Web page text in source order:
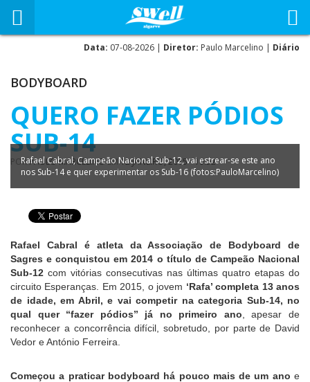
Data: 07-08-2026 | Diretor: Paulo Marcelino | Diário
BODYBOARD
QUERO FAZER PÓDIOS
SUB-14
PORPAULO MARCELINOEM12 JANEIRO, 2015 - 19:52
Rafael Cabral, Campeão Nacional Sub-12, vai estrear-se este ano
nos Sub-14 e quer experimentar os Sub-16 (fotos:PauloMarcelino)
Rafael Cabral é atleta da Associação de Bodyboard de
Sagres e conquistou em 2014 o título de Campeão Nacional
Sub-12 com vitórias consecutivas nas últimas quatro etapas do
circuito Esperanças. Em 2015, o jovem ‘Rafa’ completa 13 anos
de idade, em Abril, e vai competir na categoria Sub-14, no
qual quer “fazer pódios” já no primeiro ano , apesar de
reconhecer a concorrência difícil, sobretudo, por parte de David
Vedor e António Ferreira.
Começou a praticar bodyboard há pouco mais de um ano e